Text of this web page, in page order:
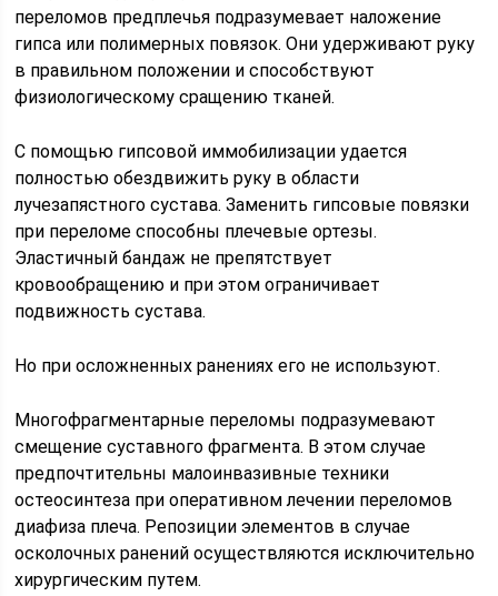
переломов предплечья подразумевает наложение
гипса или полимерных повязок. Они удерживают руку
в правильном положении и способствуют
физиологическому сращению тканей.
С помощью гипсовой иммобилизации удается
полностью обездвижить руку в области
лучезапястного сустава. Заменить гипсовые повязки
при переломе способны плечевые ортезы.
Эластичный бандаж не препятствует
кровообращению и при этом ограничивает
подвижность сустава.
Но при осложненных ранениях его не используют.
Многофрагментарные переломы подразумевают
смещение суставного фрагмента. В этом случае
предпочтительны малоинвазивные техники
остеосинтеза при оперативном лечении переломов
диафиза плеча. Репозиции элементов в случае
осколочных ранений осуществляются исключительно
хирургическим путем.